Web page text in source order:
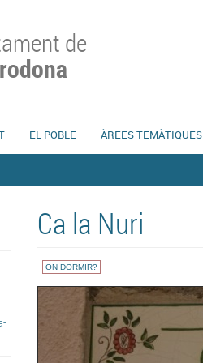
de
EL POBLE ÀREES TEMÀTIQUES
Ca la Nuri
ON DORMIR?